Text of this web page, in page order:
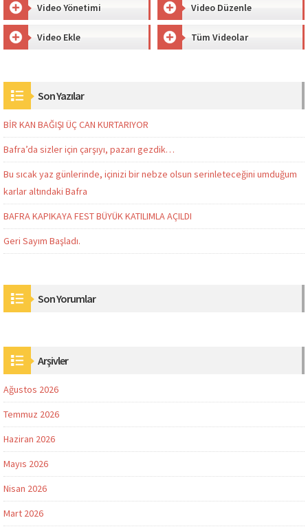
Video Yönetimi Video Düzenle
Video Ekle Tüm Videolar
Son Yazılar
BİR KAN BAĞIŞI ÜÇ CAN KURTARIYOR
Bafra’da sizler için çarşıyı, pazarı gezdik…
Bu sıcak yaz günlerinde, içinizi bir nebze olsun serinleteceğini umduğum
karlar altındaki Bafra
BAFRA KAPIKAYA FEST BÜYÜK KATILIMLA AÇILDI
Geri Sayım Başladı.
Son Yorumlar
Arşivler
Ağustos 2026
Temmuz 2026
Haziran 2026
Mayıs 2026
Nisan 2026
Mart 2026